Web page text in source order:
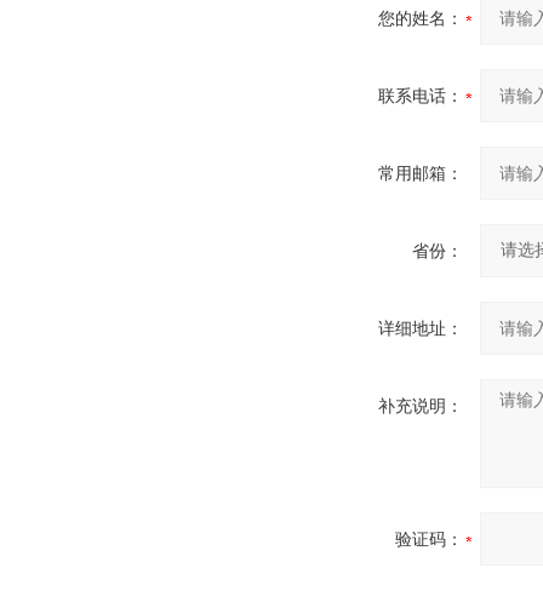
您的姓名：
联系电话：
常用邮箱：
省份：
详细地址：
补充说明：
验证码：